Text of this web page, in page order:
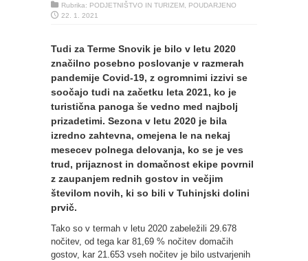
Rubrika: PODJETNIŠTVO IN TURIZEM
POUDARJENO
22. 1. 2021
Tudi za Terme Snovik je bilo v letu 2020
značilno posebno poslovanje v razmerah
pandemije Covid-19, z ogromnimi izzivi se
soočajo tudi na začetku leta 2021, ko je
turistična panoga še vedno med najbolj
prizadetimi. Sezona v letu 2020 je bila
izredno zahtevna, omejena le na nekaj
mesecev polnega delovanja, ko se je ves
trud, prijaznost in domačnost ekipe povrnil
z zaupanjem rednih gostov in večjim
številom novih, ki so bili v Tuhinjski dolini
prvič.
Tako so v termah v letu 2020 zabeležili 29.678
nočitev, od tega kar 81,69 % nočitev domačih
gostov, kar 21.653 vseh nočitev je bilo ustvarjenih